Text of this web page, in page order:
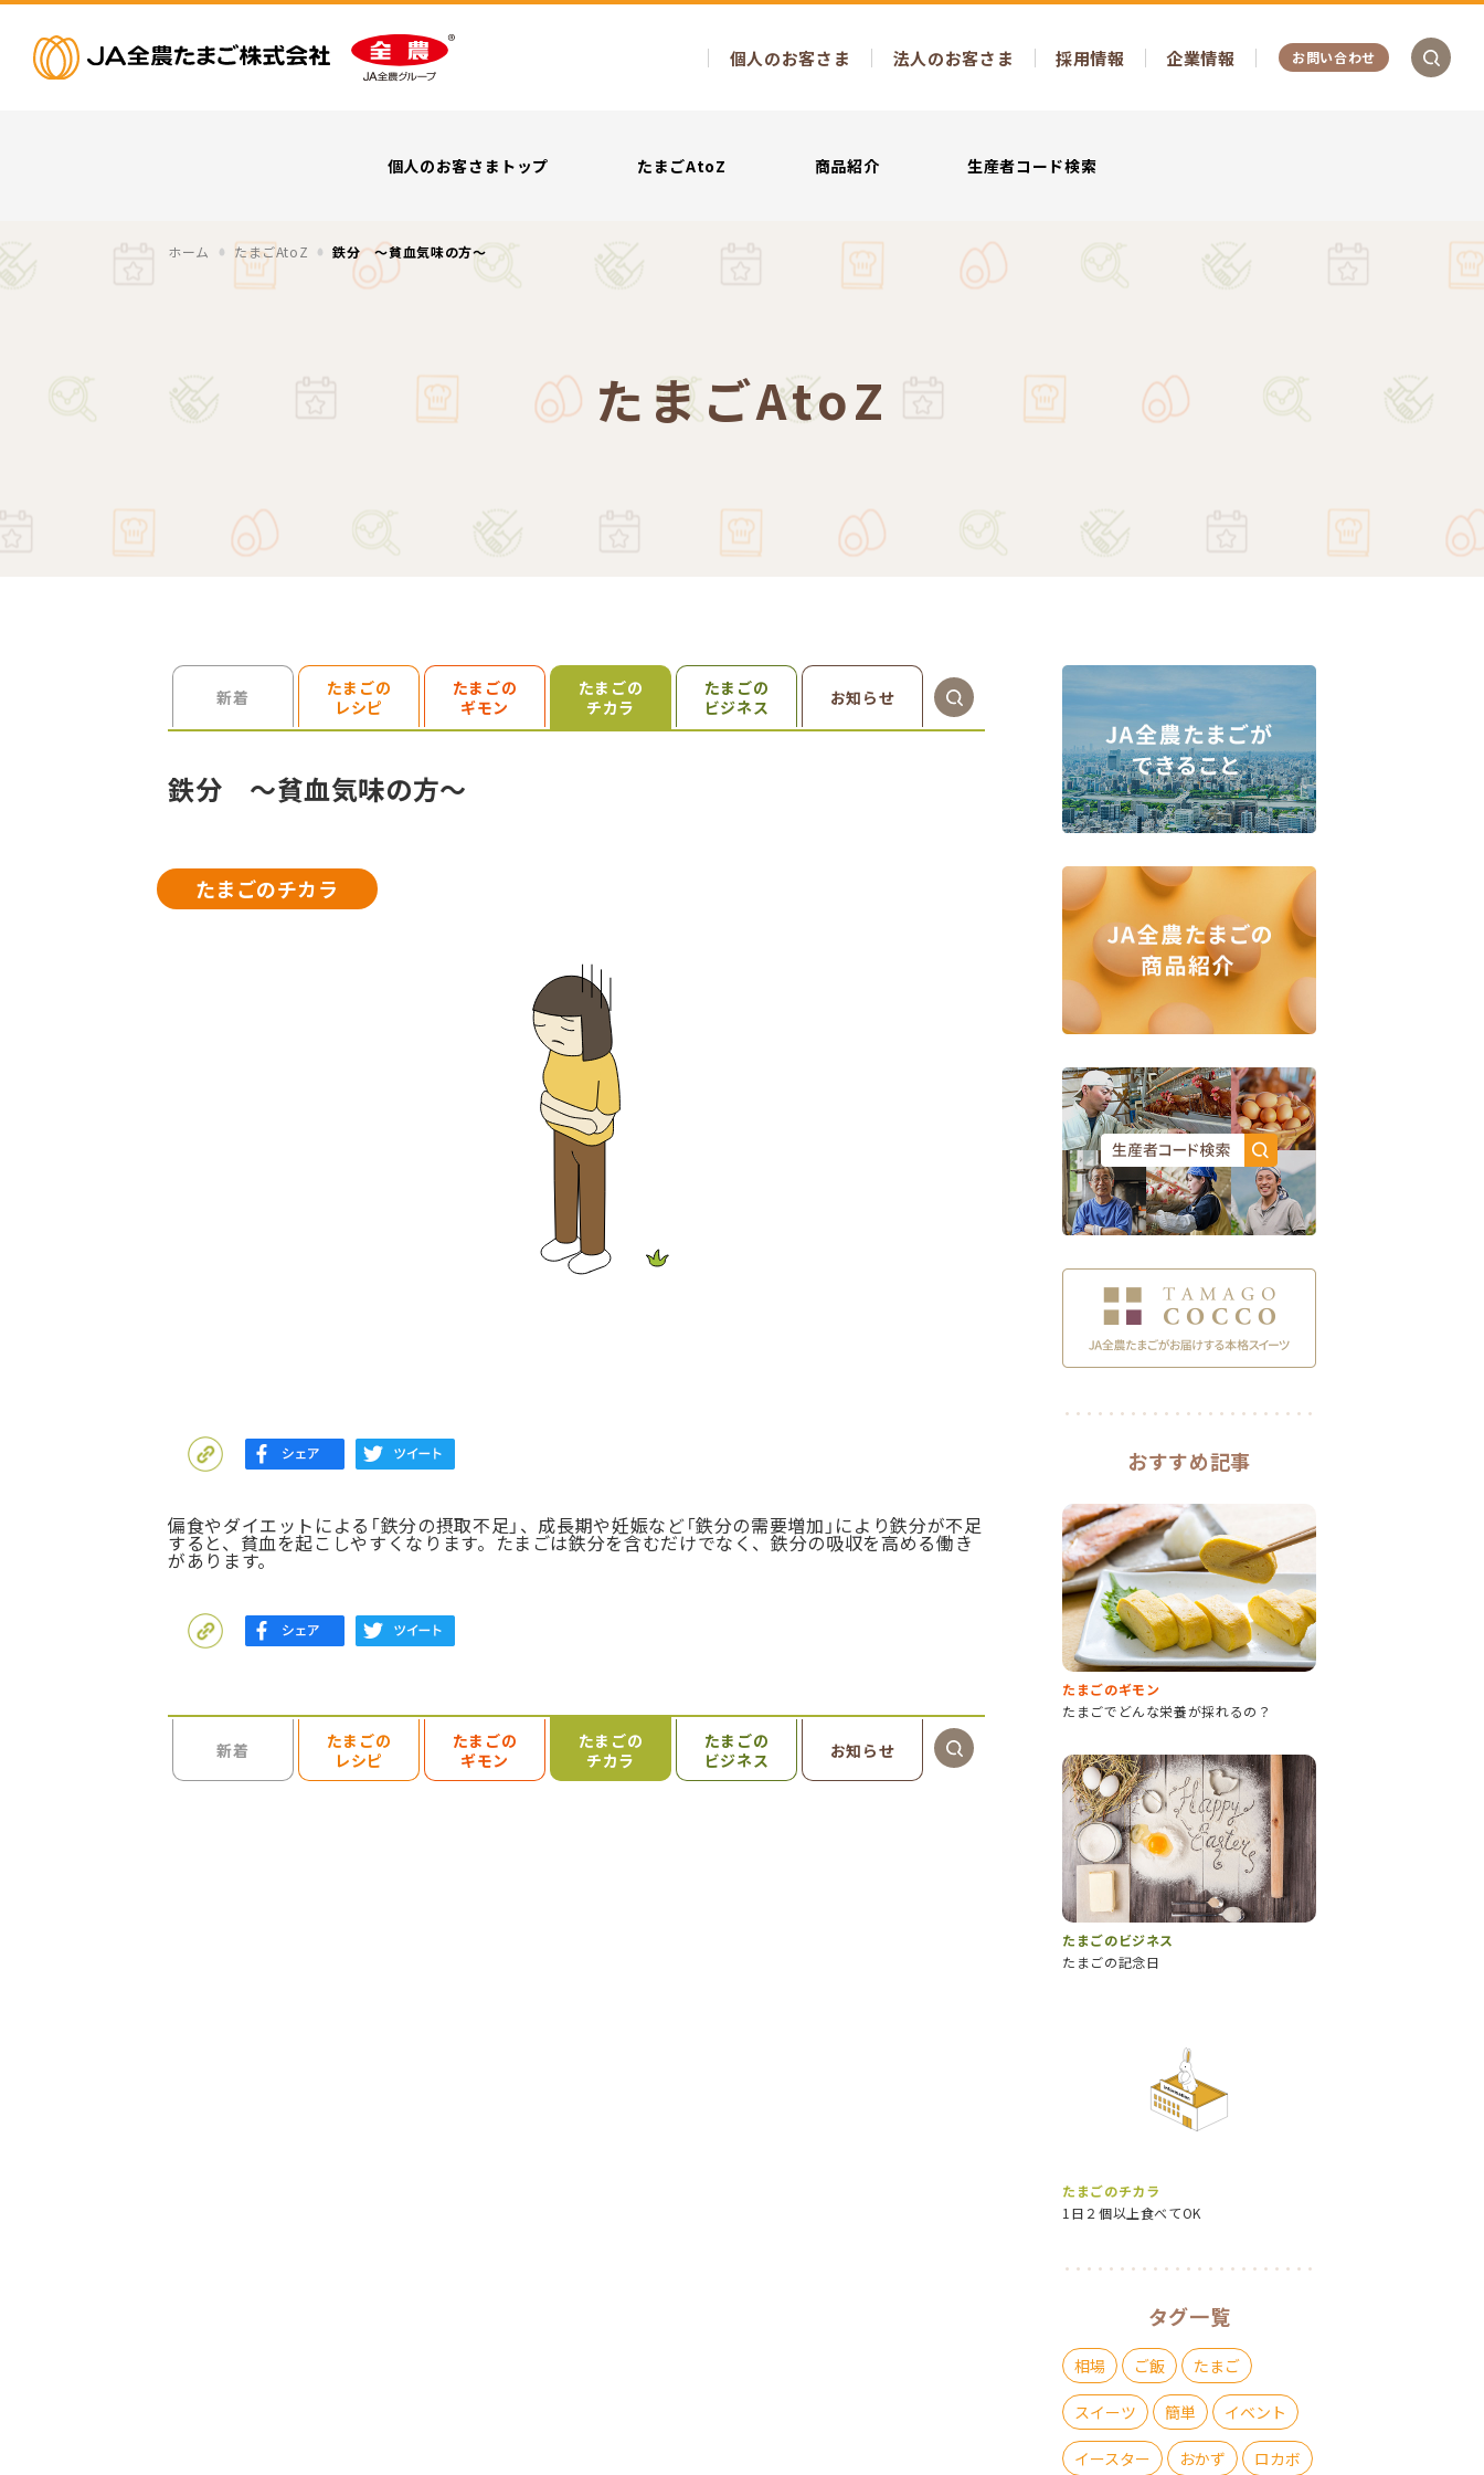
個人のお客さま 法人のお客さま 採用情報 企業情報 お問い合わせ
検索を開く
個人のお客さまトップ たまごAtoZ 商品紹介 生産者コード検索
ホーム たまごAtoZ 鉄分 ～貧血気味の方～
たまごAtoZ
新着
たまごの
レシピ
たまごの
ギモン
たまごの
チカラ
たまごの
ビジネス
お知らせ
検索を開く
鉄分 ～貧血気味の方～
たまごのチカラ
偏食やダイエットによる「鉄分の摂取不足」、成長期や妊娠など「鉄分の需要増加」により鉄分が不足
すると、貧血を起こしやすくなります。たまごは鉄分を含むだけでなく、鉄分の吸収を高める働き
があります。
新着
たまごの
レシピ
たまごの
ギモン
たまごの
チカラ
たまごの
ビジネス
お知らせ
検索を開く
おすすめ記事
たまごのギモン
たまごでどんな栄養が採れるの？
たまごのビジネス
たまごの記念日
たまごのチカラ
1日２個以上食べてOK
タグ一覧
相場 ご飯 たまご
スイーツ 簡単 イベント
イースター おかず ロカボ